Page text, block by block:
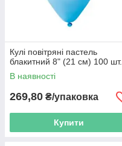
Кулі повітряні пастель
блакитний 8" (21 см) 100 шт.
В наявності
269,80 ₴/упаковка
Купити